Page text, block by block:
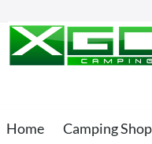
Home Camping Shop